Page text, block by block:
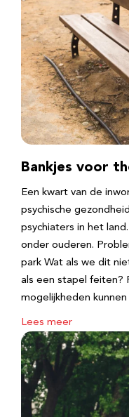
Bankjes voor
Een kwart van de
psychische
psychiaters in het
onder ouderen.
park Wat als we dit
als een stapel feiten?
mogelijkheden
Lees meer